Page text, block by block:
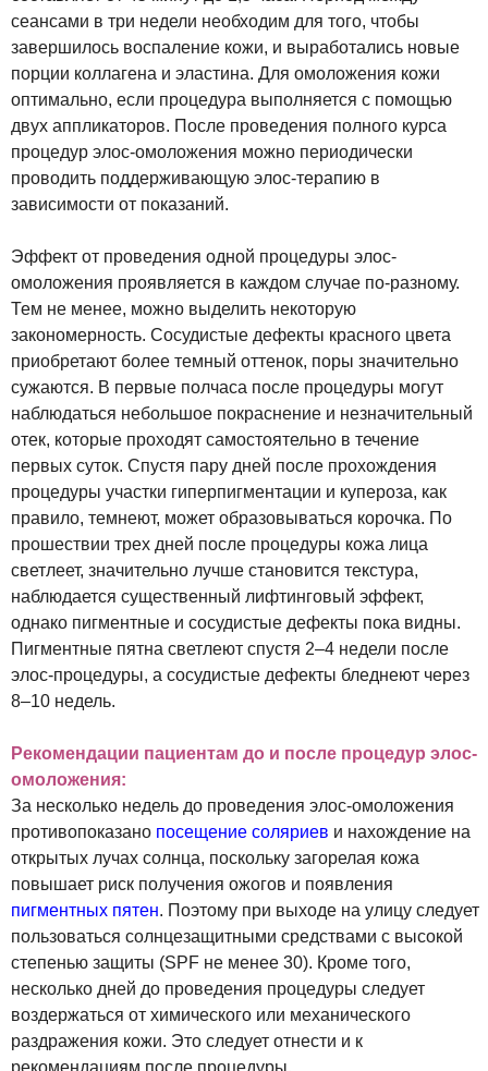
сеансами в три недели необходим для того, чтобы
завершилось воспаление кожи, и выработались новые
порции коллагена и эластина. Для омоложения кожи
оптимально, если процедура выполняется с помощью
двух аппликаторов. После проведения полного курса
процедур элос-омоложения можно периодически
проводить поддерживающую элос-терапию в
зависимости от показаний.
Эффект от проведения одной процедуры элос-
омоложения проявляется в каждом случае по-разному.
Тем не менее, можно выделить некоторую
закономерность. Сосудистые дефекты красного цвета
приобретают более темный оттенок, поры значительно
сужаются. В первые полчаса после процедуры могут
наблюдаться небольшое покраснение и незначительный
отек, которые проходят самостоятельно в течение
первых суток. Спустя пару дней после прохождения
процедуры участки гиперпигментации и купероза, как
правило, темнеют, может образовываться корочка. По
прошествии трех дней после процедуры кожа лица
светлеет, значительно лучше становится текстура,
наблюдается существенный лифтинговый эффект,
однако пигментные и сосудистые дефекты пока видны.
Пигментные пятна светлеют спустя 2–4 недели после
элос-процедуры, а сосудистые дефекты бледнеют через
8–10 недель.
Рекомендации пациентам до и после процедур элос-
омоложения:
За несколько недель до проведения элос-омоложения
противопоказано посещение соляриев и нахождение на
открытых лучах солнца, поскольку загорелая кожа
повышает риск получения ожогов и появления
пигментных пятен. Поэтому при выходе на улицу следует
пользоваться солнцезащитными средствами с высокой
степенью защиты (SPF не менее 30). Кроме того,
несколько дней до проведения процедуры следует
воздержаться от химического или механического
раздражения кожи. Это следует отнести и к
рекомендациям после процедуры.